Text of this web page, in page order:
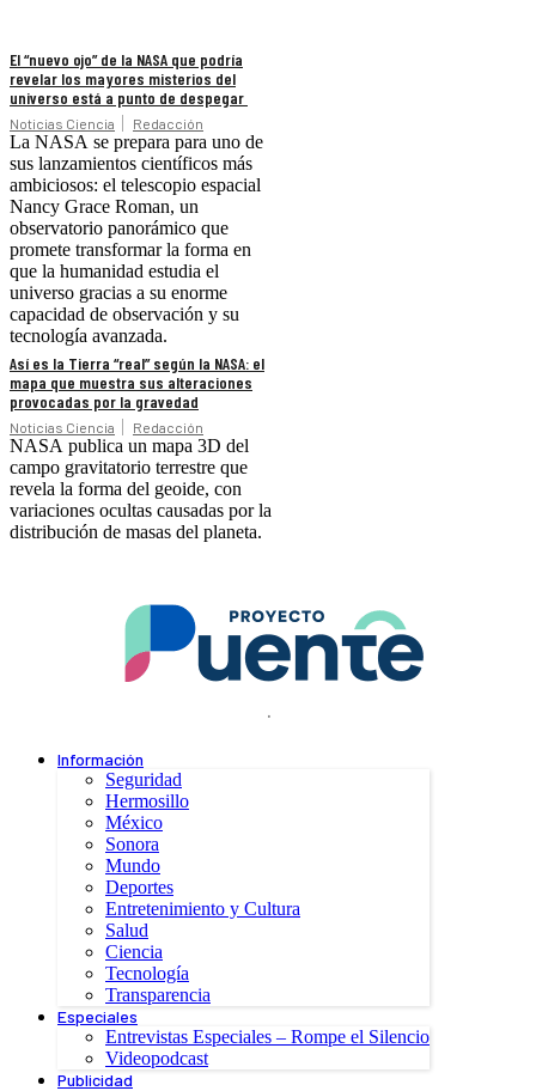
El “nuevo ojo” de la NASA que podría
revelar los mayores misterios del
universo está a punto de despegar
Noticias Ciencia Redacción
La NASA se prepara para uno de
sus lanzamientos científicos más
ambiciosos: el telescopio espacial
Nancy Grace Roman, un
observatorio panorámico que
promete transformar la forma en
que la humanidad estudia el
universo gracias a su enorme
capacidad de observación y su
tecnología avanzada.
Así es la Tierra “real” según la NASA: el
mapa que muestra sus alteraciones
provocadas por la gravedad
Noticias Ciencia Redacción
NASA publica un mapa 3D del
campo gravitatorio terrestre que
revela la forma del geoide, con
variaciones ocultas causadas por la
distribución de masas del planeta.
.
Información
Seguridad
Hermosillo
México
Sonora
Mundo
Deportes
Entretenimiento y Cultura
Salud
Ciencia
Tecnología
Transparencia
Especiales
Entrevistas Especiales – Rompe el Silencio
Videopodcast
Publicidad